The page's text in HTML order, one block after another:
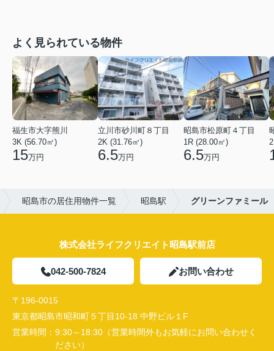
よく見られている物件
福生市大字熊川
3K (56.70㎡)
15万円
立川市砂川町８丁目
2K (31.76㎡)
6.5万円
昭島市松原町４丁目
1R (28.00㎡)
6.5万円
昭島市の居住用物件一覧 昭島駅 グリーンファミール
株式会社ライフクリエイト昭島駅前店
042-500-7824 お問い合わせ
〒196-0015
東京都昭島市昭和町５丁目10-18 中野ビル１F
営業時間： 9:30～18:30（営業時間外もお気軽にお問い合わせく
ださい）